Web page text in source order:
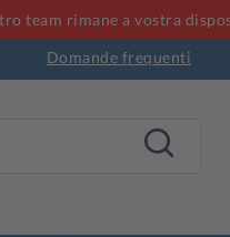
team rimane a vostra
Domande frequenti